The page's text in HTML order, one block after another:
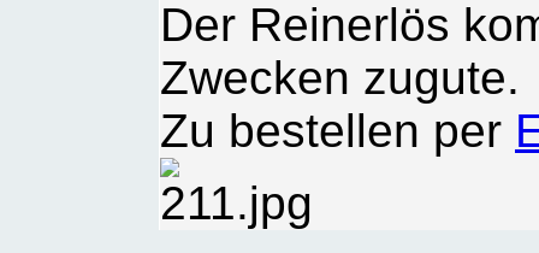
Der Reinerlös
Zwecken zugute.
Zu bestellen per